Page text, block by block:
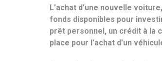
L’achat d’une nouvelle
fonds disponibles pour
prêt personnel, un crédit à la
place pour l’achat d’un